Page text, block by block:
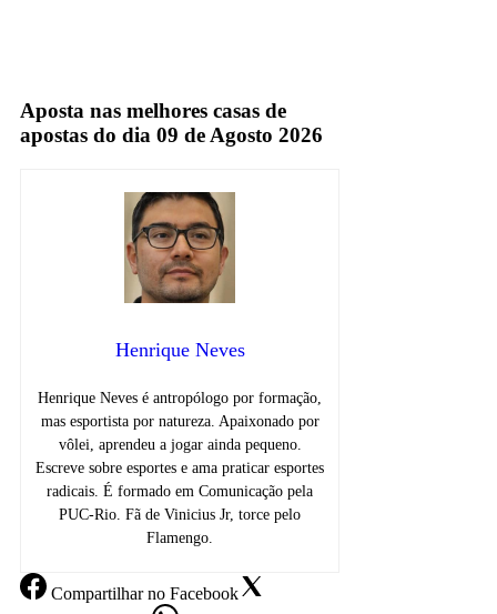
Aposta nas melhores casas de
apostas do dia 09 de Agosto 2026
Henrique Neves
Henrique Neves é antropólogo por formação,
mas esportista por natureza. Apaixonado por
vôlei, aprendeu a jogar ainda pequeno.
Escreve sobre esportes e ama praticar esportes
radicais. É formado em Comunicação pela
PUC-Rio. Fã de Vinicius Jr, torce pelo
Flamengo.
Compartilharno Facebook